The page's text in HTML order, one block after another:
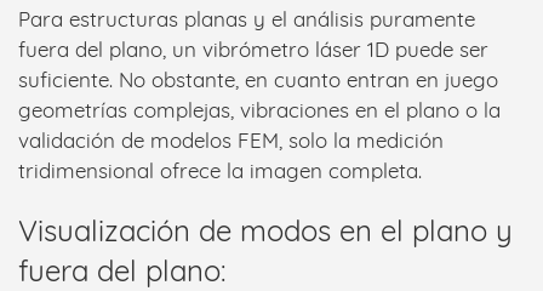
Para estructuras planas y el análisis puramente
fuera del plano, un vibrómetro láser 1D puede ser
suficiente. No obstante, en cuanto entran en juego
geometrías complejas, vibraciones en el plano o la
validación de modelos FEM, solo la medición
tridimensional ofrece la imagen completa.
Visualización de modos en el plano y
fuera del plano: